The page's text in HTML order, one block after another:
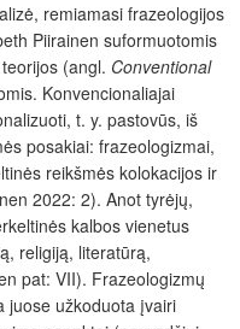
remiamasi frazeologijos
Piirainen suformuotomis
(angl. Conventional
Konvencionaliajai
t. y. pastovūs, iš
posakiai: frazeologizmai,
reikšmės kolokacijos ir
2022: 2). Anot tyrėjų,
kalbos vienetus
religiją, literatūrą,
pat: VII). Frazeologizmų
juose užkoduota įvairi